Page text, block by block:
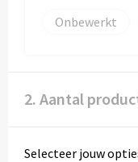
Relatiegeschenken
Snel mokken
Onbewerkt
2. Aantal
Selecteer jouw